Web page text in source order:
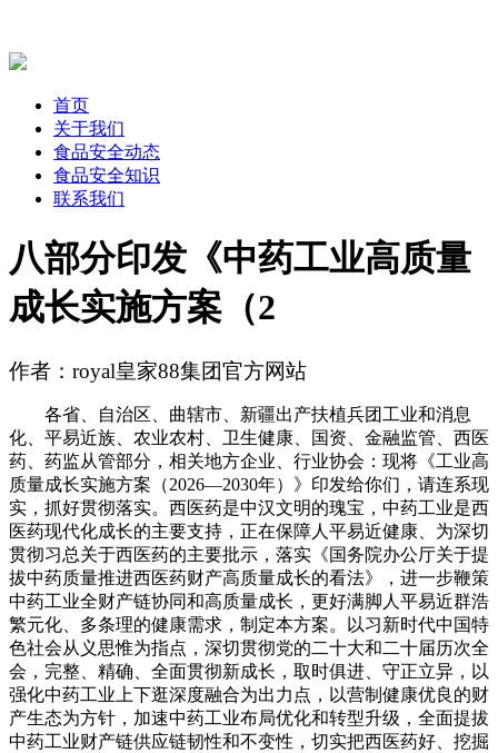
首页
关于我们
食品安全动态
食品安全知识
联系我们
八部分印发《中药工业高质量
成长实施方案（2
作者：royal皇家88集团官方网站
各省、自治区、曲辖市、新疆出产扶植兵团工业和消息
化、平易近族、农业农村、卫生健康、国资、金融监管、西医
药、药监从管部分，相关地方企业、行业协会：现将《工业高
质量成长实施方案（2026—2030年）》印发给你们，请连系现
实，抓好贯彻落实。西医药是中汉文明的瑰宝，中药工业是西
医药现代化成长的主要支持，正在保障人平易近健康、为深切
贯彻习总关于西医药的主要批示，落实《国务院办公厅关于提
拔中药质量推进西医药财产高质量成长的看法》，进一步鞭策
中药工业全财产链协同和高质量成长，更好满脚人平易近群浩
繁元化、多条理的健康需求，制定本方案。以习新时代中国特
色社会从义思惟为指点，深切贯彻党的二十大和二十届历次全
会，完整、精确、全面贯彻新成长，取时俱进、守正立异，以
强化中药工业上下逛深度融合为出力点，以营制健康优良的财
产生态为方针，加速中药工业布局优化和转型升级，全面提拔
中药工业财产链供应链韧性和不变性，切实把西医药好、挖掘